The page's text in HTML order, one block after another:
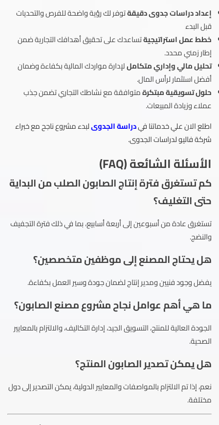
إعداد دراسات جدوى دقيقةتوفر لك رؤية واضحة للفرص والتحديات
قبل البدء
خطط عمل استراتيجيةتساعدك على تحقيق أهدافك التجارية ضمن
إطار زمني محدد.
تحليل مالي وإداري متكامللإدارة مواردك المالية بكفاءة وضمان
أفضل استثمار لرأس المال.
حلول تسويقية مبتكرةمتوافقة مع نشاطك التجاري تضمن جذب
عملاء وزيادة المبيعات.
اطلع الان علي خدماتنا فيدراسة الجدوىلبدء مشروع ناجح مع خبراء
شركة فاليو لدراسات الجدوى.
الأسئلة الشائعة (FAQ)
كم تستغرق فترة إنتاج الصابون الصلب من البداية
حتى التغليف؟
تستغرق عادة من أسبوعين إلى أربعة أسابيع، بما في ذلك فترة التجفيف
والنضج.
هل يحتاج المصنع إلى موظفين متخصصين؟
يفضل وجود فنيين ومدير إنتاج لضمان جودة وسير العمل بكفاءة.
ما هي أهم عوامل نجاح مشروع مصنع الصابون؟
الجودة العالية للمنتج، التسويق الجيد، إدارة التكاليف، والالتزام بالمعايير
الصحية.
هل يمكن تصدير الصابون المنتج؟
نعم، إذا تم الالتزام بالمواصفات والمعايير الدولية، يمكن التصدير إلى دول
مختلفة.